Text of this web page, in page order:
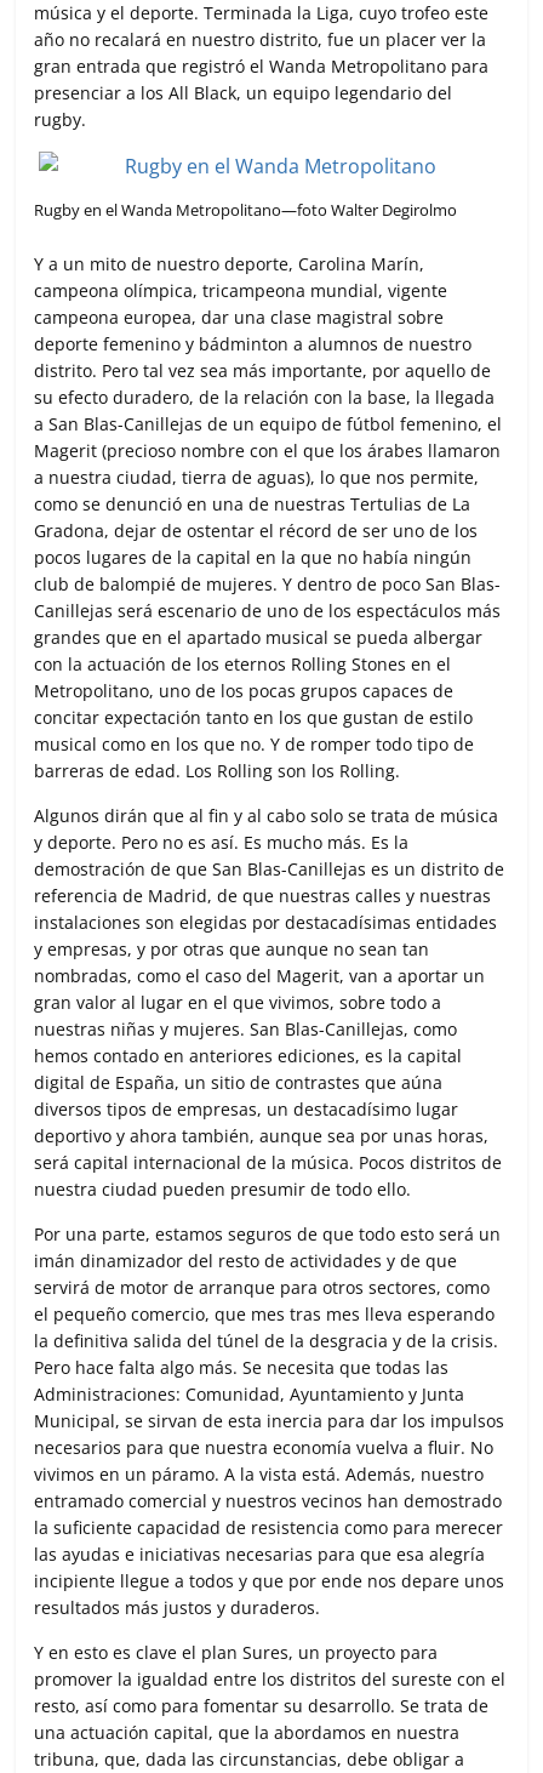
música y el deporte. Terminada la Liga, cuyo trofeo este
año no recalará en nuestro distrito, fue un placer ver la
gran entrada que registró el Wanda Metropolitano para
presenciar a los All Black, un equipo legendario del
rugby.
Rugby en el Wanda Metropolitano—foto Walter Degirolmo
Y a un mito de nuestro deporte, Carolina Marín,
campeona olímpica, tricampeona mundial, vigente
campeona europea, dar una clase magistral sobre
deporte femenino y bádminton a alumnos de nuestro
distrito. Pero tal vez sea más importante, por aquello de
su efecto duradero, de la relación con la base, la llegada
a San Blas-Canillejas de un equipo de fútbol femenino, el
Magerit (precioso nombre con el que los árabes llamaron
a nuestra ciudad, tierra de aguas), lo que nos permite,
como se denunció en una de nuestras Tertulias de La
Gradona, dejar de ostentar el récord de ser uno de los
pocos lugares de la capital en la que no había ningún
club de balompié de mujeres. Y dentro de poco San Blas-
Canillejas será escenario de uno de los espectáculos más
grandes que en el apartado musical se pueda albergar
con la actuación de los eternos Rolling Stones en el
Metropolitano, uno de los pocas grupos capaces de
concitar expectación tanto en los que gustan de estilo
musical como en los que no. Y de romper todo tipo de
barreras de edad. Los Rolling son los Rolling.
Algunos dirán que al fin y al cabo solo se trata de música
y deporte. Pero no es así. Es mucho más. Es la
demostración de que San Blas-Canillejas es un distrito de
referencia de Madrid, de que nuestras calles y nuestras
instalaciones son elegidas por destacadísimas entidades
y empresas, y por otras que aunque no sean tan
nombradas, como el caso del Magerit, van a aportar un
gran valor al lugar en el que vivimos, sobre todo a
nuestras niñas y mujeres. San Blas-Canillejas, como
hemos contado en anteriores ediciones, es la capital
digital de España, un sitio de contrastes que aúna
diversos tipos de empresas, un destacadísimo lugar
deportivo y ahora también, aunque sea por unas horas,
será capital internacional de la música. Pocos distritos de
nuestra ciudad pueden presumir de todo ello.
Por una parte, estamos seguros de que todo esto será un
imán dinamizador del resto de actividades y de que
servirá de motor de arranque para otros sectores, como
el pequeño comercio, que mes tras mes lleva esperando
la definitiva salida del túnel de la desgracia y de la crisis.
Pero hace falta algo más. Se necesita que todas las
Administraciones: Comunidad, Ayuntamiento y Junta
Municipal, se sirvan de esta inercia para dar los impulsos
necesarios para que nuestra economía vuelva a fluir. No
vivimos en un páramo. A la vista está. Además, nuestro
entramado comercial y nuestros vecinos han demostrado
la suficiente capacidad de resistencia como para merecer
las ayudas e iniciativas necesarias para que esa alegría
incipiente llegue a todos y que por ende nos depare unos
resultados más justos y duraderos.
Y en esto es clave el plan Sures, un proyecto para
promover la igualdad entre los distritos del sureste con el
resto, así como para fomentar su desarrollo. Se trata de
una actuación capital, que la abordamos en nuestra
tribuna, que, dada las circunstancias, debe obligar a